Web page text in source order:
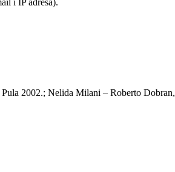
i IP adresa).
Pula 2002.; Nelida Milani – Roberto Dobran,